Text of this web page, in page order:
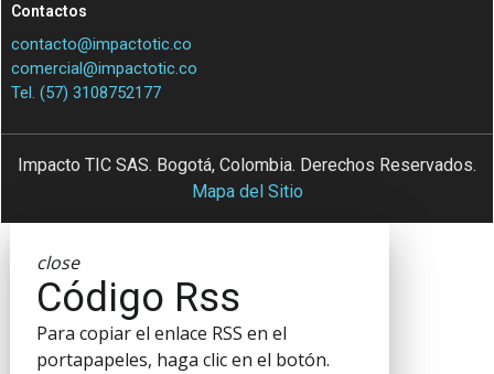
Contactos
contacto@impactotic.co
comercial@impactotic.co
Tel. (57) 3108752177
Impacto TIC SAS. Bogotá, Colombia. Derechos Reservados.
Mapa del Sitio
close
Código Rss
Para copiar el enlace RSS en el
portapapeles, haga clic en el botón.